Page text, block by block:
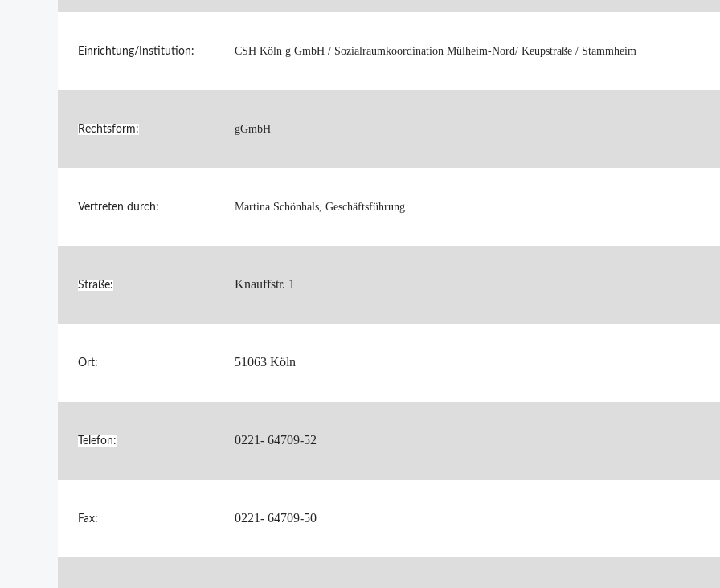
Einrichtung/Institution: CSH Köln g GmbH / Sozialraumkoordination Mülheim-Nord/ Keupstraße / Stammheim
Rechtsform: gGmbH
Vertreten durch: Martina Schönhals, Geschäftsführung
Straße: Knauffstr. 1
Ort: 51063 Köln
Telefon: 0221- 64709-52
Fax: 0221- 64709-50